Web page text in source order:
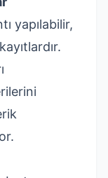
yapılabilir,